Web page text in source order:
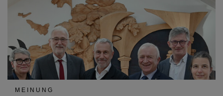
MEINUNG